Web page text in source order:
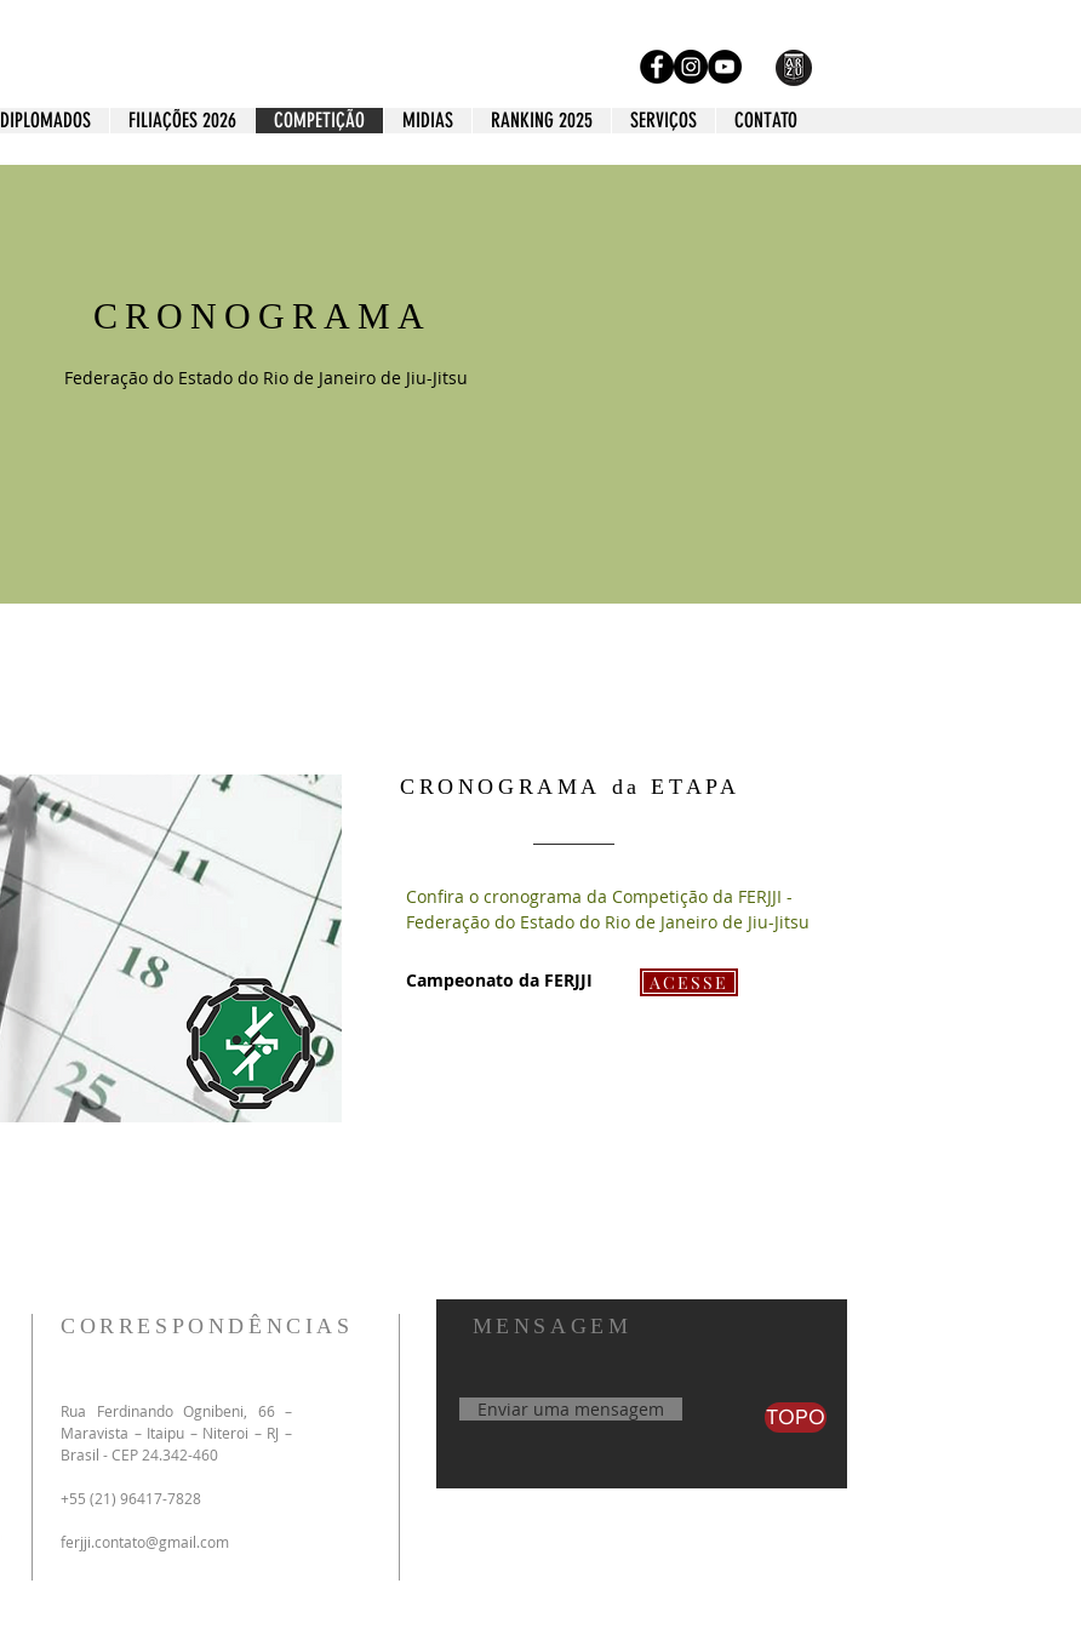
DIPLOMADOS FILIAÇÕES 2026 COMPETIÇÃO MIDIAS RANKING 2025 SERVIÇOS CONTATO
CRONOGRAMA
Federação do Estado do Rio de Janeiro de Jiu-Jitsu
CRONOGRAMA da ETAPA
Confira o cronograma da Competição da FERJJI -
Federação do Estado do Rio de Janeiro de Jiu-Jitsu
Campeonato da FERJJI ACESSE
CORRESPONDÊNCIAS
​Rua Ferdinando Ognibeni, 66 –
Maravista – Itaipu – Niteroi – RJ –
Brasil - CEP 24.342-460
+55 (21) 96417-7828
ferjji.contato@gmail.com
MENSAGEM
Enviar uma mensagem TOPO